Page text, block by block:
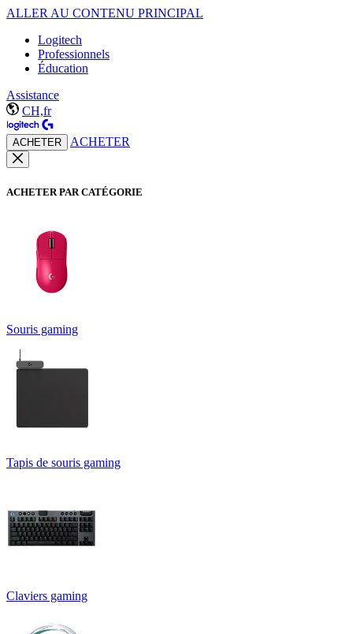
ALLER AU CONTENU PRINCIPAL
Logitech
Professionnels
Éducation
Assistance
CH,fr
ACHETER ACHETER
ACHETER PAR CATÉGORIE
Souris gaming
Tapis de souris gaming
Claviers gaming